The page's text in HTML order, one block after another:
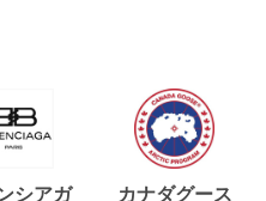
シアガ
カナダグース